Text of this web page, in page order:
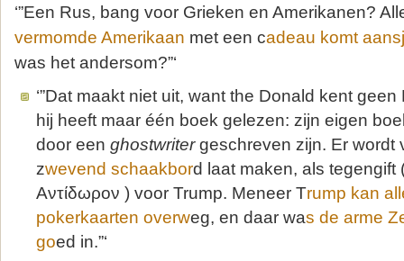
‘”Een Rus, bang voor Grieken en Amerikanen?
vermomde Amerikaan met een cadeau komt
was het andersom?”‘
‘”Dat maakt niet uit, want the Donald kent
hij heeft maar één boek gelezen: zijn eigen
door een ghostwritergeschreven zijn. Er wordt
zwevend schaakbord laat maken, als tegengift
Αντίδωρον ) voor Trump. Meneer Trump kan
pokerkaarten overweg, en daar was de arme
goed in.”‘